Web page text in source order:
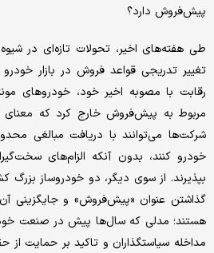
پیش‌فروش دارد؟
طی هفته‌های اخیر، تحولات تازه‌ای در
تغییر تدریجی قواعد فروش در بازار
رقابت با مصوبه اخیر خود، خودروهای
مربوط به پیش‌فروش خارج کرد که معنای
شرکت‌ها می‌توانند با دریافت مبالغی
خودرو کنند، بدون آنکه الزام‌های
بپذیرند. از سوی دیگر، دو خودروساز بزرگ
گذاشتن عنوان «پیش‌فروش» و جایگزینی
هستند؛ مدلی که سال‌ها پیش در صنعت
مداخله سیاستگذاران و تاکید بر حمایت